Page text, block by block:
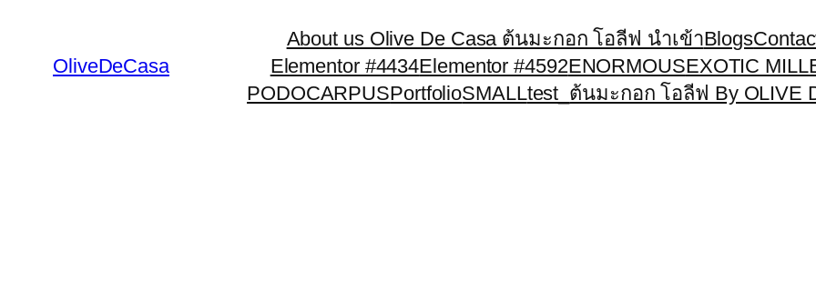
OliveDeCasa
About us Olive De Casa ต้นมะกอก โอลีฟ นำเข้าBlogs
Elementor #4434Elementor #4592ENORMOUSEXOTIC
PODOCARPUSPortfolioSMALLtest_ ต้นมะกอก โอลีฟ By OLIVE